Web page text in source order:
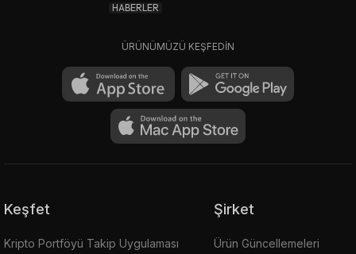
HABERLER
ÜRÜNÜMÜZÜ KEŞFEDİN
Keşfet
Kripto Portföyü Takip Uygulaması
Şirket
Ürün Güncellemeleri